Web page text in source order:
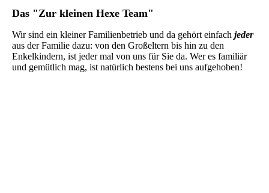
Das "Zur kleinen Hexe Team"
Wir sind ein kleiner Familienbetrieb und da gehört einfach jeder
aus der Familie dazu: von den Großeltern bis hin zu den
Enkelkindern, ist jeder mal von uns für Sie da. Wer es familiär
und gemütlich mag, ist natürlich bestens bei uns aufgehoben!